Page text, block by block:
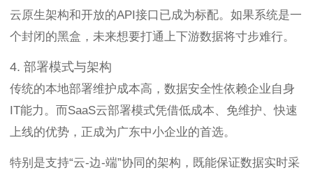
云原生架构和开放的API接口已成为标配。如果系统是一
个封闭的黑盒，未来想要打通上下游数据将寸步难行。
4. 部署模式与架构
传统的本地部署维护成本高，数据安全性依赖企业自身
IT能力。而SaaS云部署模式凭借低成本、免维护、快速
上线的优势，正成为广东中小企业的首选。
特别是支持“云-边-端”协同的架构，既能保证数据实时采